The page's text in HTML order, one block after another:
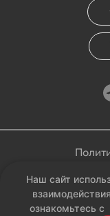
Соглашение на
Наш сайт
ознакомьтесь с